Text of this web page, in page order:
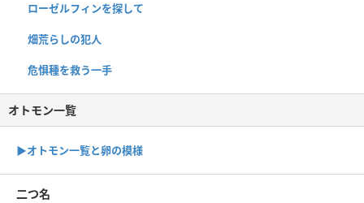
ローゼルフィンを探して
畑荒らしの犯人
危惧種を救う一手
オトモン一覧
▶︎オトモン一覧と卵の模様
二つ名